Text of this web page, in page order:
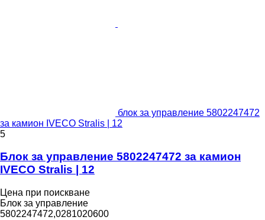
блок за управление 5802247472
за камион IVECO Stralis | 12
5
Блок за управление 5802247472 за камион
IVECO Stralis | 12
Цена при поискване
Блок за управление
5802247472,0281020600